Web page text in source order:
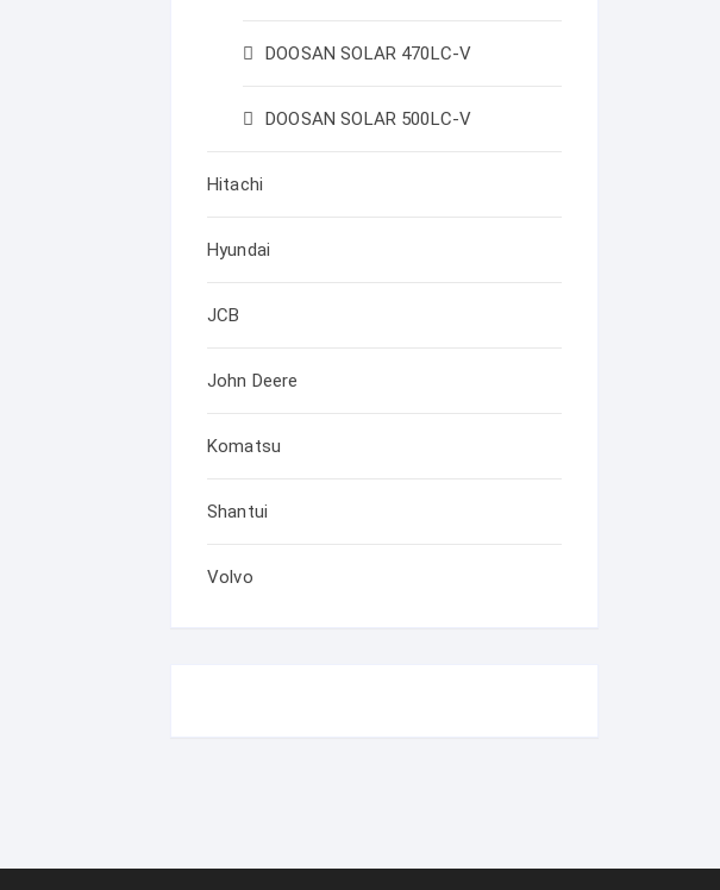
DOOSAN SOLAR 470LC-V
DOOSAN SOLAR 500LC-V
Hitachi
Hyundai
JCB
John Deere
Komatsu
Shantui
Volvo